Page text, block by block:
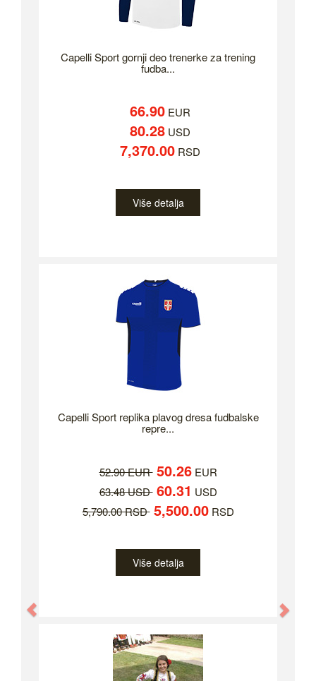
Capelli Sport gornji deo trenerke za trening
fudba...
66.90EUR
80.28USD
7,370.00RSD
Više detalja
Capelli Sport replika plavog dresa fudbalske
repre...
52.90 EUR 50.26EUR
63.48 USD 60.31 USD
5,790.00 RSD 5,500.00RSD
Više detalja